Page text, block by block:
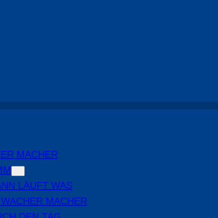
MACHER
LÄUFT WAS
MACHER